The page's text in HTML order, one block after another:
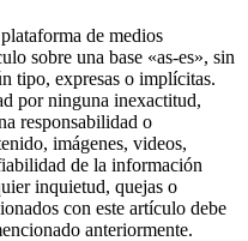
de medios
sobre una base «as-es», sin
tipo, expresas o implícitas.
por ninguna inexactitud,
responsabilidad o
imágenes, videos,
de la información
inquietud, quejas o
con este artículo debe
anteriormente.